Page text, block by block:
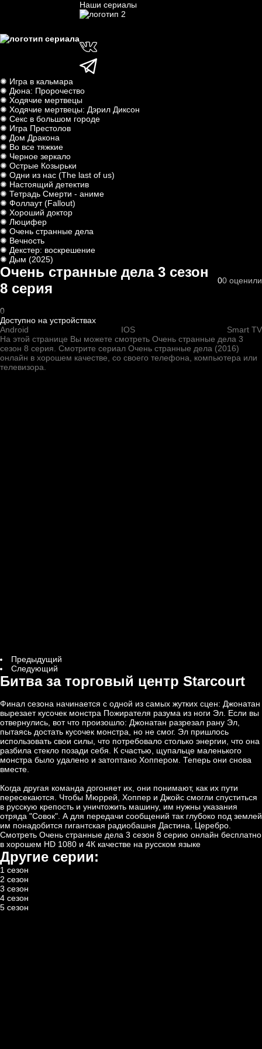
Наши сериалы
✺ Игра в кальмара
✺ Дюна: Пророчество
✺ Ходячие мертвецы
✺ Ходячие мертвецы: Дэрил Диксон
✺ Секс в большом городе
✺ Игра Престолов
✺ Дом Дракона
✺ Во все тяжкие
✺ Черное зеркало
✺ Острые Козырьки
✺ Одни из нас (The last of us)
✺ Настоящий детектив
✺ Тетрадь Смерти - аниме
✺ Фоллаут (Fallout)
✺ Хороший доктор
✺ Люцифер
✺ Очень странные дела
✺ Вечность
✺ Декстер: воскрешение
✺ Дым (2025)
Очень странные дела 3 cезон
8 cерия
00 оценили
0
Доступно на устройствах
Android
IOS
Smart TV
На этой странице Вы можете смотреть Очень странные дела 3
cезон 8 cерия . Смотрите сериал Очень странные дела (2016)
онлайн в хорошем качестве, со своего телефона, компьютера или
телевизора.
Предыдущий
Следующий
Битва за торговый центр Starcourt
Финал сезона начинается с одной из самых жутких сцен: Джонатан
вырезает кусочек монстра Пожирателя разума из ноги Эл. Если вы
отвернулись, вот что произошло: Джонатан разрезал рану Эл,
пытаясь достать кусочек монстра, но не смог. Эл пришлось
использовать свои силы, что потребовало столько энергии, что она
разбила стекло позади себя. К счастью, щупальце маленького
монстра было удалено и затоптано Хоппером. Теперь они снова
вместе.
Когда другая команда догоняет их, они понимают, как их пути
пересекаются. Чтобы Мюррей, Хоппер и Джойс смогли спуститься
в русскую крепость и уничтожить машину, им нужны указания
отряда "Совок". А для передачи сообщений так глубоко под землей
им понадобится гигантская радиобашня Дастина, Церебро.
Смотреть Очень странные дела 3 сезон 8 серию онлайн бесплатно
в хорошем HD 1080 и 4К качестве на русском языке
Другие серии:
1 сезон
2 сезон
3 сезон
4 сезон
5 сезон